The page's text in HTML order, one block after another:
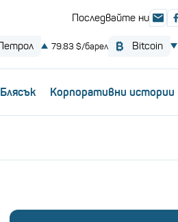
Блясък Корпоративни истории